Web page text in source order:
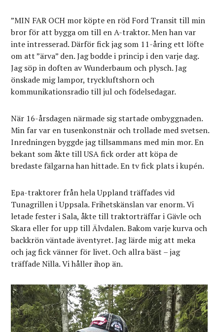
”MIN FAR OCH mor köpte en röd Ford Transit till min
bror för att bygga om till en A-traktor. Men han var
inte intresserad. Därför fick jag som 11-åring ett löfte
om att ”ärva” den. Jag bodde i princip i den varje dag.
Jag söp in doften av Wunderbaum och plysch. Jag
önskade mig lampor, tryckluftshorn och
kommunikationsradio till jul och födelsedagar.
När 16-årsdagen närmade sig startade ombyggnaden.
Min far var en tusenkonstnär och trollade med svetsen.
Inredningen byggde jag tillsammans med min mor. En
bekant som åkte till USA fick order att köpa de
bredaste fälgarna han hittade. En tv fick plats i kupén.
Epa-traktorer från hela Uppland träffades vid
Tunagrillen i Uppsala. Frihetskänslan var enorm. Vi
letade fester i Sala, åkte till traktorträffar i Gävle och
Skara eller for upp till Älvdalen. Bakom varje kurva och
backkrön väntade äventyret. Jag lärde mig att meka
och jag fick vänner för livet. Och allra bäst – jag
träffade Nilla. Vi håller ihop än.